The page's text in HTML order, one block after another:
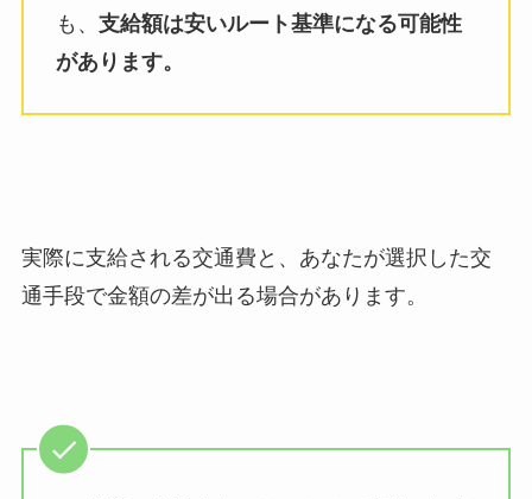
も、 支給額は安いルート基準になる可能性
があります。
実際に支給される交通費と、あなたが選択した交
通手段で金額の差が出る場合があります。